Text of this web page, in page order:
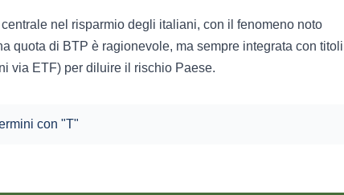
nel risparmio degli italiani, con il fenomeno noto
quota di BTP è ragionevole, ma sempre integrata con titoli
via ETF) per diluire il rischio Paese.
con "T"